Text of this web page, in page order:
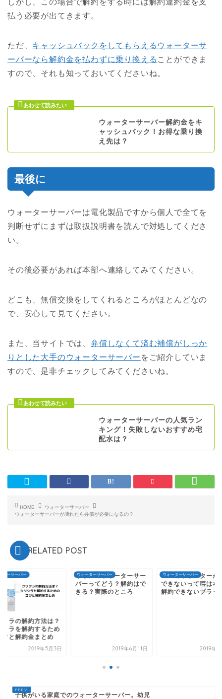
払う必要が出てきます。
ただ、 キャッシュバックをしてもらえるウォーターサ
ーバーなら解約金を払わずに乗り換える ことができま
すので、それも知っておいてくださいね。
ウォーターサーバー解約金をキ
ャッシュバック！お得な乗り換
え先は？
最後に
ウォーターサーバーは電化製品ですから個人で全てを
判断せずにまずは取扱説明書を読んで対処してくださ
い。
その後必要があれば本部へ連絡してみてください。
どこも、無償交換をしてくれるところがほとんどなの
で、安心して見てください。
また、当サイトでは、 弁償しなくて済む補償がしっか
りとした大手のウォーターサーバー をご紹介していま
すので、是非チェックしてみてくださいね。
ウォーターサーバーの人気ラン
キング！失敗しないおすすめ宅
配水は？
HOME
ウォーターサーバー
ウォーターサーバーが壊れたら弁償が必要になるの？
RELATED POST
ターサーバー
クラの解約方法は？
クラを解約するため
ツと解約金まとめ
2019年5月3日
ウォーターサーバー
イオンのウォーターサー
バーってどう？解約はで
きる？実際のところ
2019年6月11日
ウォーターサーバー
コスモウォーターが
できないって噂は本
解約できないブラッ
2019年5
子供がいる家庭でのウォーターサーバー。幼児